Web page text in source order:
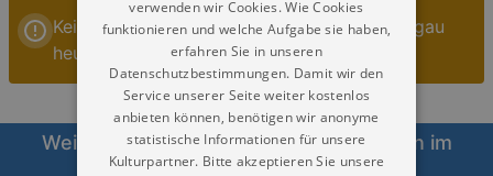
Keine Veranstaltungen Entdeckungen in Torgau
heute
Weitere Veranstaltungen Entdeckungen im
verwenden wir Cookies. Wie Cookies
funktionieren und welche Aufgabe sie haben,
erfahren Sie in unseren
Datenschutzbestimmungen. Damit wir den
Service unserer Seite weiter kostenlos
anbieten können, benötigen wir anonyme
statistische Informationen für unsere
Kulturpartner. Bitte akzeptieren Sie unsere